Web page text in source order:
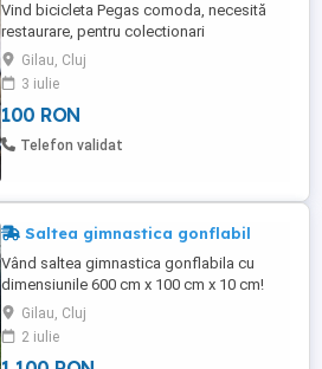
Vind bicicleta Pegas comoda, necesită
restaurare, pentru colectionari
Gilau, Cluj
3 iulie
100 RON
Telefon validat
Saltea gimnastica gonflabil
Vând saltea gimnastica gonflabila cu
dimensiunile 600 cm x 100 cm x 10 cm!
Salteaua este puțin folosită, nu prezintă
defecte! Materialul este PVC de înaltă
densitate, antiderapantă și impermeabilă!
Gilau, Cluj
2 iulie